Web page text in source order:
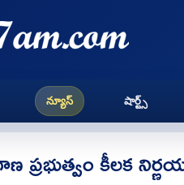
న్యూస్ షార్ట్స్
ప్రభుత్వం కీలక